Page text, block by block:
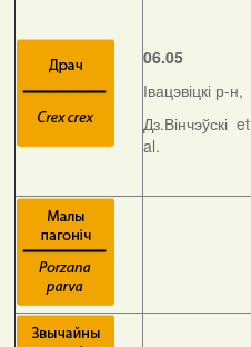
06.05
Івацэвіцкі р-н,
Дз.Вінчэўскі et
al.